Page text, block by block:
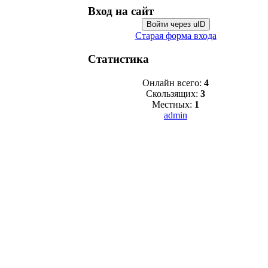
Вход на сайт
Войти через uID
Старая форма входа
Статистика
Онлайн всего: 4
Скользящих: 3
Местных: 1
admin